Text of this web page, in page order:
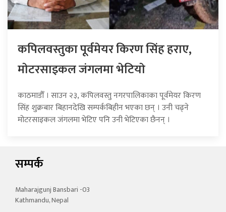
कपिलवस्तुका पूर्वमेयर किरण सिंह हराए,
माेटरसाइकल जंगलमा भेटियाे
काठमाडौँ । साउन २३, कपिलवस्तु नगरपालिकाका पूर्वमेयर किरण
सिंह शुक्रबार बिहानदेखि सम्पर्कबिहीन भएका छन् । उनी चढ्ने
मोटरसाइकल जंगलमा भेटिए पनि उनी भेटिएका छैनन् ।
सम्पर्क
Maharajgunj Bansbari -03
Kathmandu, Nepal